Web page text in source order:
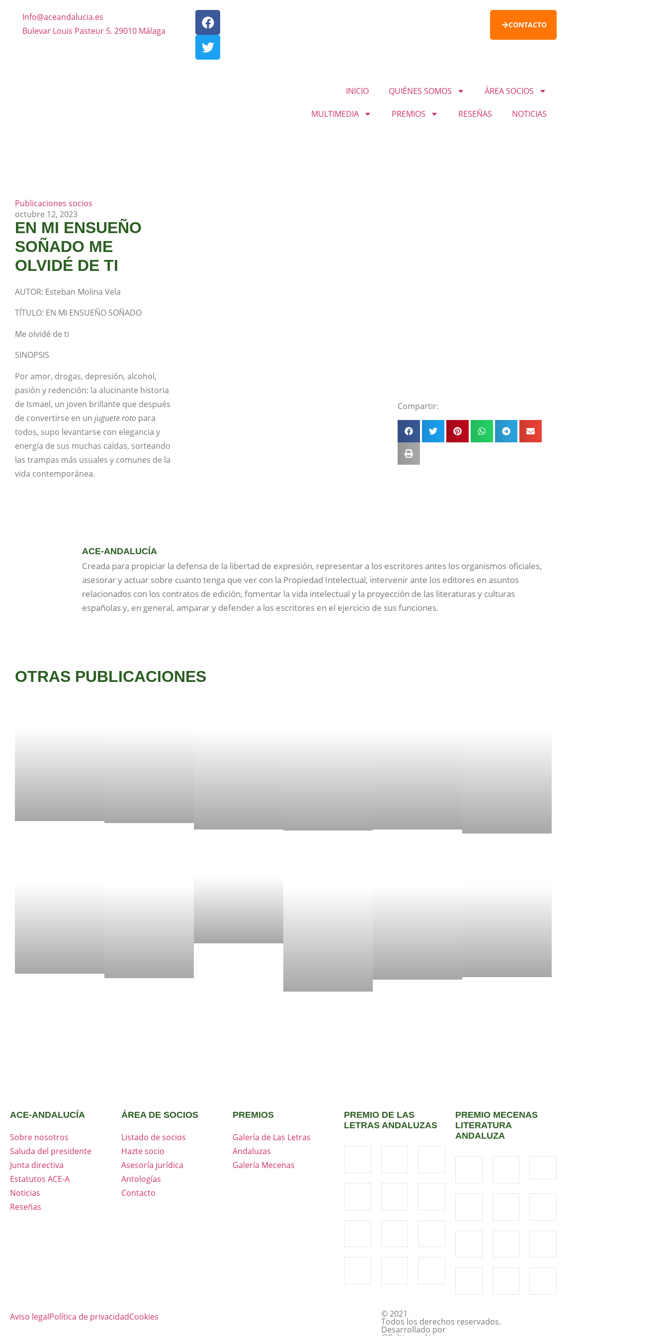
Info@aceandalucia.es
Bulevar Louis Pasteur 5. 29010 Málaga
CONTACTO
INICIO QUIÉNES SOMOS ÁREA SOCIOS
MULTIMEDIA PREMIOS RESEÑAS NOTICIAS
Publicaciones socios
octubre 12, 2023
EN MI ENSUEÑO
SOÑADO ME
OLVIDÉ DE TI
AUTOR: Esteban Molina Vela
TÍTULO: EN MI ENSUEÑO SOÑADO
Me olvidé de ti
SINOPSIS
Por amor, drogas, depresión, alcohol,
pasión y redención: la alucinante historia
de Ismael, un joven brillante que después
de convertirse en un juguete roto para
todos, supo levantarse con elegancia y
energía de sus muchas caídas, sorteando
las trampas más usuales y comunes de la
vida contemporánea.
Compartir:
ACE-ANDALUCÍA
Creada para propiciar la defensa de la libertad de expresión, representar a los escritores antes los organismos oficiales,
asesorar y actuar sobre cuanto tenga que ver con la Propiedad Intelectual, intervenir ante los editores en asuntos
relacionados con los contratos de edición, fomentar la vida intelectual y la proyección de las literaturas y culturas
españolas y, en general, amparar y defender a los escritores en el ejercicio de sus funciones.
OTRAS PUBLICACIONES
ACE-ANDALUCÍA
Sobre nosotros
Saluda del presidente
Junta directiva
Estatutos ACE-A
Noticias
Reseñas
ÁREA DE SOCIOS
Listado de socios
Hazte socio
Asesoría jurídica
Antologías
Contacto
PREMIOS
Galería de Las Letras
Andaluzas
Galería Mecenas
PREMIO DE LAS
LETRAS ANDALUZAS
PREMIO MECENAS
LITERATURA
ANDALUZA
Aviso legalPolítica de privacidadCookies © 2021
Todos los derechos reservados.
Desarrollado por